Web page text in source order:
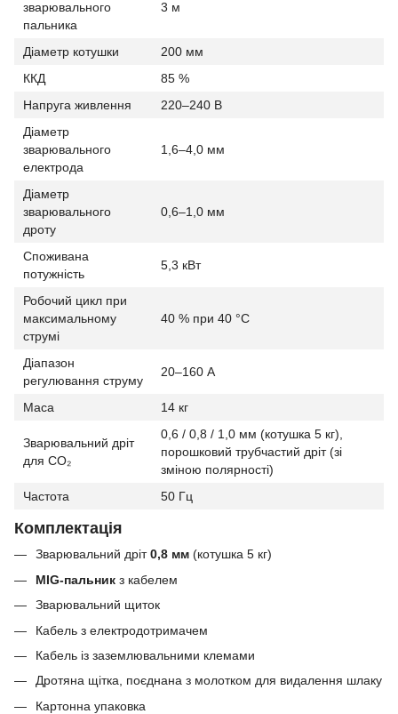
зварювального
пальника
3 м
Діаметр котушки
200 мм
ККД
85 %
Напруга живлення
220–240 В
Діаметр
зварювального
електрода
1,6–4,0 мм
Діаметр
зварювального
дроту
0,6–1,0 мм
Споживана
потужність
5,3 кВт
Робочий цикл при
максимальному
струмі
40 % при 40 °C
Діапазон
регулювання струму
20–160 А
Маса 14 кг
Зварювальний дріт
для CO₂
0,6 / 0,8 / 1,0 мм (котушка 5 кг),
порошковий трубчастий дріт (зі
зміною полярності)
Частота
50 Гц
Комплектація
Зварювальний дріт0,8 мм (котушка 5 кг)
MIG-пальник з кабелем
Зварювальний щиток
Кабель з електродотримачем
Кабель із заземлювальними клемами
Дротяна щітка, поєднана з молотком для видалення шлаку
Картонна упаковка